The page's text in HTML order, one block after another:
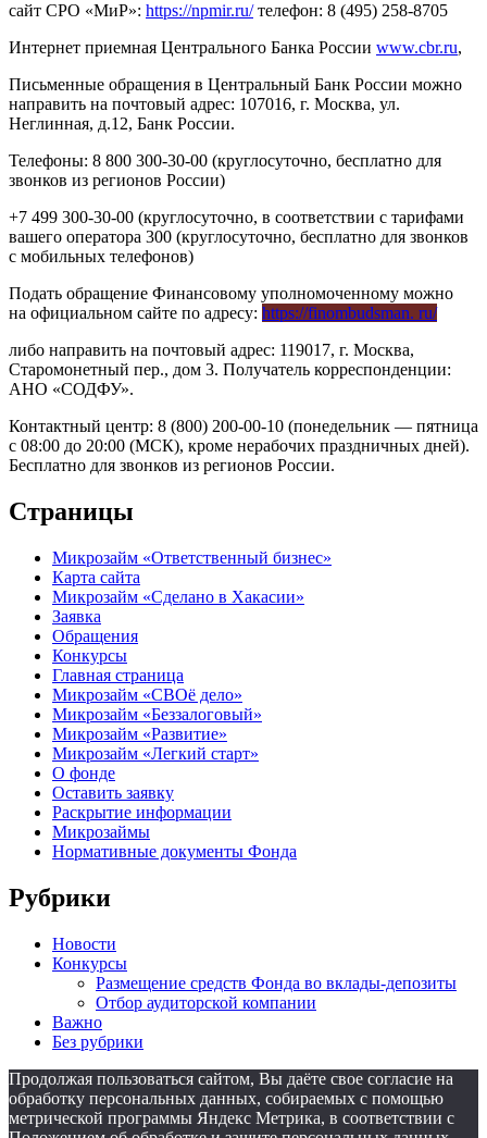
сайт СРО «МиР»: https://npmir.ru/телефон: 8 (495) 258-8705
Интернет приемная Центрального Банка России www.cbr.ru,
Письменные обращения в Центральный Банк России можно
направить на почтовый адрес: 107016, г. Москва, ул.
Неглинная, д.12, Банк России.
Телефоны: 8 800 300-30-00 (круглосуточно, бесплатно для
звонков из регионов России)
+7 499 300-30-00 (круглосуточно, в соответствии с тарифами
вашего оператора 300 (круглосуточно, бесплатно для звонков
с мобильных телефонов)
Подать обращение Финансовому уполномоченному можно
на официальном сайте по адресу: https://finombudsman. ru/
либо направить на почтовый адрес: 119017, г. Москва,
Старомонетный пер., дом 3. Получатель корреспонденции:
АНО «СОДФУ».
Контактный центр: 8 (800) 200-00-10 (понедельник — пятница
с 08:00 до 20:00 (МСК), кроме нерабочих праздничных дней).
Бесплатно для звонков из регионов России.
Страницы
Микрозайм «Ответственный бизнес»
Карта сайта
Микрозайм «Сделано в Хакасии»
Заявка
Обращения
Конкурсы
Главная страница
Микрозайм «СВОё дело»
Микрозайм «Беззалоговый»
Микрозайм «Развитие»
Микрозайм «Легкий старт»
О фонде
Оставить заявку
Раскрытие информации
Микрозаймы
Нормативные документы Фонда
Рубрики
Новости
Конкурсы
Размещение средств Фонда во вклады-депозиты
Отбор аудиторской компании
Важно
Без рубрики
Продолжая пользоваться сайтом, Вы даёте свое согласие на
обработку персональных данных, собираемых с помощью
метрической программы Яндекс Метрика, в соответствии с